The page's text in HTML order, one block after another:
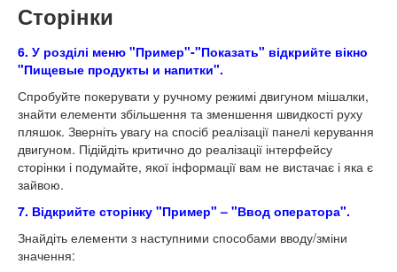
Сторінки
6. У розділі меню "Пример"-"Показать" відкрийте вікно
"Пищевые продукты и напитки".
Спробуйте покерувати у ручному режимі двигуном мішалки,
знайти елементи збільшення та зменшення швидкості руху
пляшок. Зверніть увагу на спосіб реалізації панелі керування
двигуном. Підійдіть критично до реалізації інтерфейсу
сторінки і подумайте, якої інформації вам не вистачає і яка є
зайвою.
7. Відкрийте сторінку "Пример" – "Ввод оператора".
Знайдіть елементи з наступними способами вводу/зміни
значення: